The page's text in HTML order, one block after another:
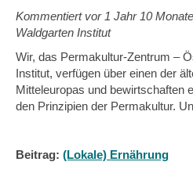
Kommentiert vor1 Jahr 10
Waldgarten Institut
Wir, das Permakultur-Zentrum –
Institut, verfügen über einen der
Mitteleuropas und bewirtschaften
den Prinzipien der Permakultur.
Beitrag: (Lokale) Ernährung